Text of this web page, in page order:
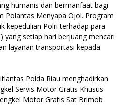
humanis dan bermanfaat bagi
Polantas Menyapa Ojol. Program
kepedulian Polri terhadap para
yang setiap hari berjuang mencari
layanan transportasi kepada
Polda Riau menghadirkan
Servis Motor Gratis Khusus
Motor Gratis Sat Brimob